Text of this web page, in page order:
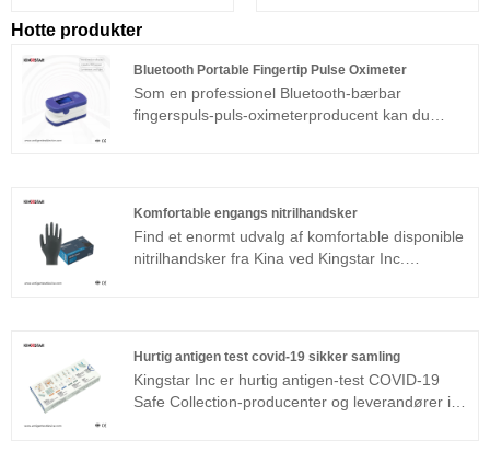
Hotte produkter
Bluetooth Portable Fingertip Pulse Oximeter
Som en professionel Bluetooth-bærbar
fingerspuls-puls-oximeterproducent kan du
Komfortable engangs nitrilhandsker
Find et enormt udvalg af komfortable disponible
nitrilhandsker fra Kina ved Kingstar Inc.
industri, udskrivning og farvningsindustri og
husarbejde osv.
Hurtig antigen test covid-19 sikker samling
Kingstar Inc er hurtig antigen-test COVID-19
Safe Collection-producenter og leverandører i